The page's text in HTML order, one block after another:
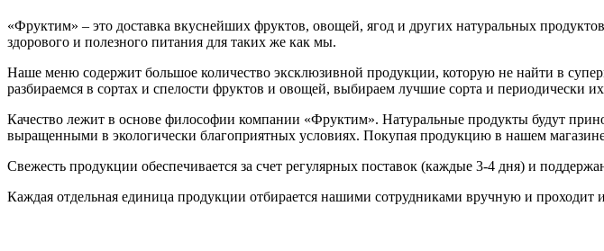
«Фруктим» – это доставка вкуснейших фруктов, овощей, ягод и других натуральных
здорового и полезного питания для таких же как мы.
Наше меню содержит большое количество эксклюзивной продукции, которую не найти в
разбираемся в сортах и спелости фруктов и овощей, выбираем лучшие сорта и периодически
Качество лежит в основе философии компании «Фруктим». Натуральные продукты будут
выращенными в экологически благоприятных условиях. Покупая продукцию в нашем
Свежесть продукции обеспечивается за счет регулярных поставок (каждые 3-4 дня) и
Каждая отдельная единица продукции отбирается нашими сотрудниками вручную и